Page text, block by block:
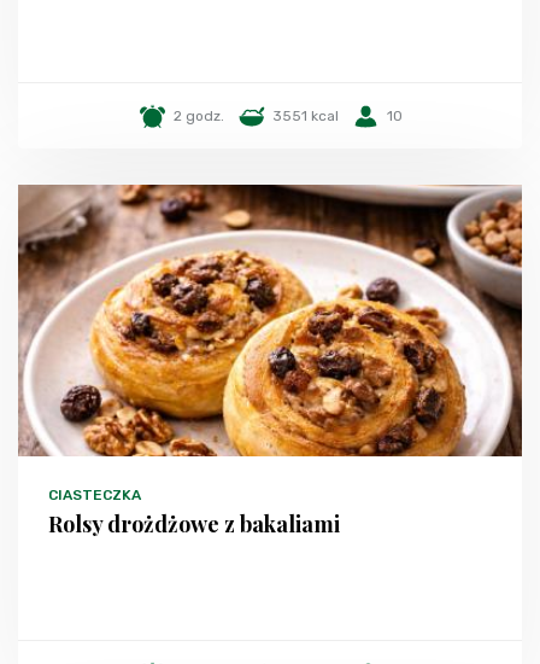
2 godz. 3551 kcal 10
CIASTECZKA
Rolsy drożdżowe z bakaliami